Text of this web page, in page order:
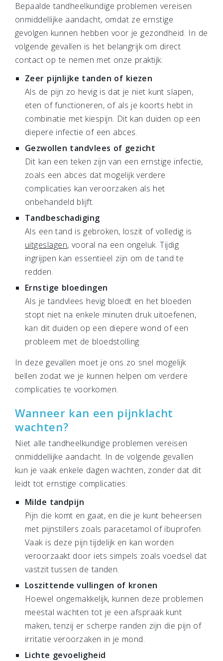
Bepaalde tandheelkundige problemen vereisen
onmiddellijke aandacht, omdat ze ernstige
gevolgen kunnen hebben voor je gezondheid. In de
volgende gevallen is het belangrijk om direct
contact op te nemen met onze praktijk:
Zeer pijnlijke tanden of kiezen
Als de pijn zo hevig is dat je niet kunt slapen,
eten of functioneren, of als je koorts hebt in
combinatie met kiespijn. Dit kan duiden op een
diepere infectie of een abces.
Gezwollen tandvlees of gezicht
Dit kan een teken zijn van een ernstige infectie,
zoals een abces dat mogelijk verdere
complicaties kan veroorzaken als het
onbehandeld blijft.
Tandbeschadiging
Als een tand is gebroken, loszit of volledig is
uitgeslagen, vooral na een ongeluk. Tijdig
ingrijpen kan essentieel zijn om de tand te
redden.
Ernstige bloedingen
Als je tandvlees hevig bloedt en het bloeden
stopt niet na enkele minuten druk uitoefenen,
kan dit duiden op een diepere wond of een
probleem met de bloedstolling.
In deze gevallen moet je ons zo snel mogelijk
bellen zodat we je kunnen helpen om verdere
complicaties te voorkomen.
Wanneer kan een pijnklacht
wachten?
Niet alle tandheelkundige problemen vereisen
onmiddellijke aandacht. In de volgende gevallen
kun je vaak enkele dagen wachten, zonder dat dit
leidt tot ernstige complicaties:
Milde tandpijn
Pijn die komt en gaat, en die je kunt beheersen
met pijnstillers zoals paracetamol of ibuprofen.
Vaak is deze pijn tijdelijk en kan worden
veroorzaakt door iets simpels zoals voedsel dat
vastzit tussen de tanden.
Loszittende vullingen of kronen
Hoewel ongemakkelijk, kunnen deze problemen
meestal wachten tot je een afspraak kunt
maken, tenzij er scherpe randen zijn die pijn of
irritatie veroorzaken in je mond.
Lichte gevoeligheid